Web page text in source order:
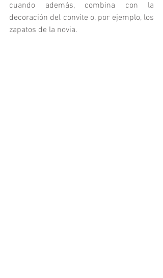
cuando además, combina con la
decoración del convite o, por ejemplo, los
zapatos de la novia.